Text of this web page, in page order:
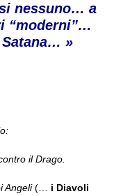
nessuno… a
“moderni”…
Satana… »
il Drago.
Angeli(… i Diavoli